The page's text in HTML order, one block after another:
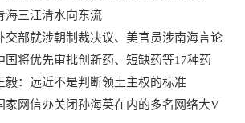
海三江清水向东流
交部就涉朝制裁决议、美官员涉南海言论
国将优先审批创新药、短缺药等17种药
毅：远近不是判断领土主权的标准
家网信办关闭孙海英在内的多名网络大V